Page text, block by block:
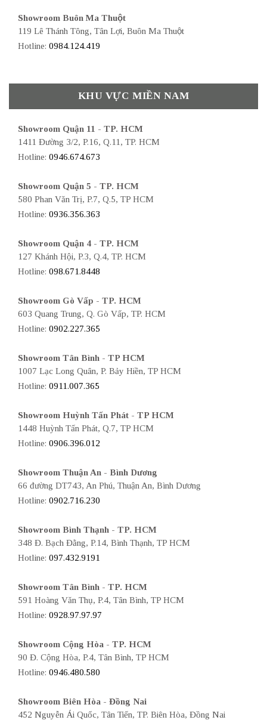
Showroom Buôn Ma Thuột
119 Lê Thánh Tông, Tân Lợi, Buôn Ma Thuột
Hotline: 0984.124.419
KHU VỰC MIỀN NAM
Showroom Quận 11 - TP. HCM
1411 Đường 3/2, P.16, Q.11, TP. HCM
Hotline: 0946.674.673
Showroom Quận 5 - TP. HCM
580 Phan Văn Trị, P.7, Q.5, TP HCM
Hotline: 0936.356.363
Showroom Quận 4 - TP. HCM
127 Khánh Hội, P.3, Q.4, TP. HCM
Hotline: 098.671.8448
Showroom Gò Vấp - TP. HCM
603 Quang Trung, Q. Gò Vấp, TP. HCM
Hotline: 0902.227.365
Showroom Tân Bình - TP HCM
1007 Lạc Long Quân, P. Bảy Hiền, TP HCM
Hotline: 0911.007.365
Showroom Huỳnh Tấn Phát - TP HCM
1448 Huỳnh Tấn Phát, Q.7, TP HCM
Hotline: 0906.396.012
Showroom Thuận An - Bình Dương
66 đường DT743, An Phú, Thuận An, Bình Dương
Hotline: 0902.716.230
Showroom Bình Thạnh - TP. HCM
348 Đ. Bạch Đằng, P.14, Bình Thạnh, TP HCM
Hotline: 097.432.9191
Showroom Tân Bình - TP. HCM
591 Hoàng Văn Thụ, P.4, Tân Bình, TP HCM
Hotline: 0928.97.97.97
Showroom Cộng Hòa - TP. HCM
90 Đ. Cộng Hòa, P.4, Tân Bình, TP HCM
Hotline: 0946.480.580
Showroom Biên Hòa - Đồng Nai
452 Nguyễn Ái Quốc, Tân Tiến, TP. Biên Hòa, Đồng Nai